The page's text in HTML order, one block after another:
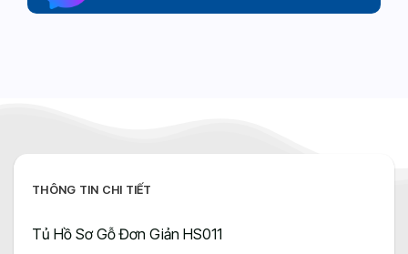
THÔNG TIN CHI TIẾT
Tủ Hồ Sơ Gỗ Đơn Giản HS011